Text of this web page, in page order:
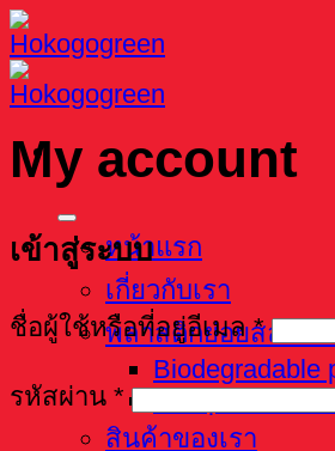
Skip
to
content
หน้าแรก
เกี่ยวกับเรา
พลาสติกย่อยสลายได้
Biodegradable
Compostable
สินค้าของเรา
My account
เข้าสู่ระบบ
ชื่อผู้ใช้หรือที่อยู่อีเมล*
รหัสผ่าน *